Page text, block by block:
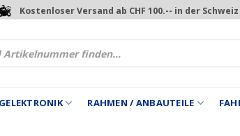
Kostenloser Versand ab CHF 100.-- in der Schweiz
RAHMEN / ANBAUTEILE